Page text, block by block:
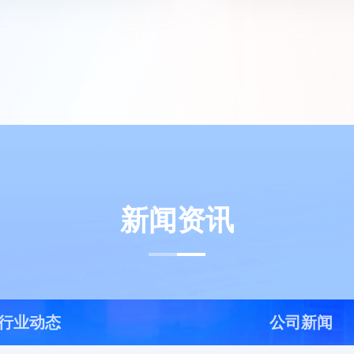
新闻资讯
业动态 公司新闻